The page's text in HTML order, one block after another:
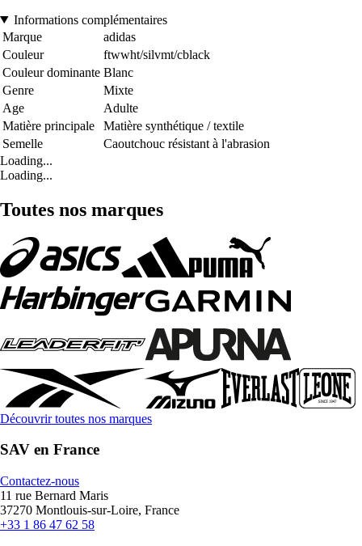
Informations complémentaires
Marque
adidas
Couleur
ftwwht/silvmt/cblack
Couleur dominante Blanc
Genre
Mixte
Age
Adulte
Matière principale
Matière synthétique / textile
Semelle
Caoutchouc résistant à l'abrasion
Loading...
Loading...
Toutes nos marques
Découvrir toutes nos marques
SAV en France
Contactez-nous
11 rue Bernard Maris
37270 Montlouis-sur-Loire, France
+33 1 86 47 62 58